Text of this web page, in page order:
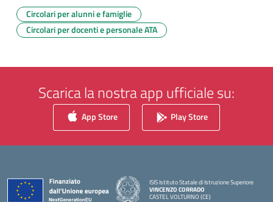
Circolari per alunni e famiglie
Circolari per docenti e personale ATA
Scarica la nostra app ufficiale su:
App Store Play Store
ISIS Istituto Statale di Istruzione Superiore
VINCENZO CORRADO
CASTEL VOLTURNO (CE)